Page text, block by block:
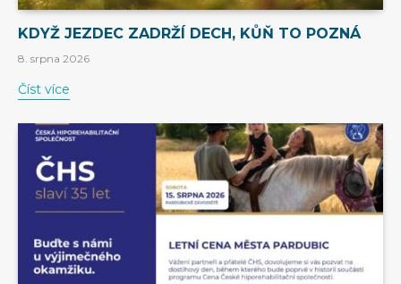
KDYŽ JEZDEC ZADRŽÍ DECH, KŮŇ TO POZNÁ
8. srpna 2026
Číst více